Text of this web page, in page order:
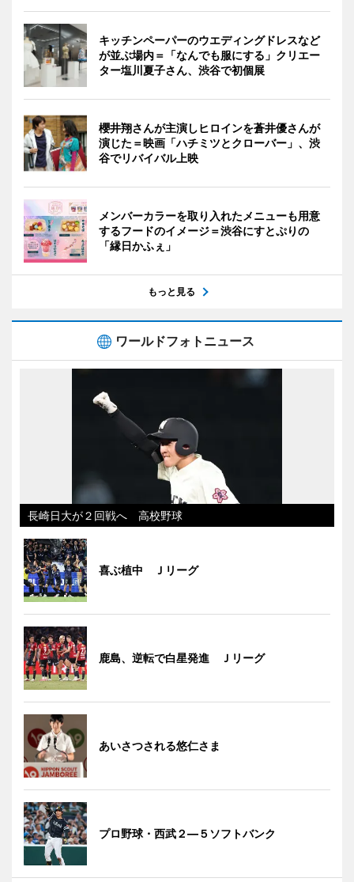
キッチンペーパーのウエディングドレスなど
が並ぶ場内＝「なんでも服にする」クリエー
ター塩川夏子さん、渋谷で初個展
櫻井翔さんが主演しヒロインを蒼井優さんが
演じた＝映画「ハチミツとクローバー」、渋
谷でリバイバル上映
メンバーカラーを取り入れたメニューも用意
するフードのイメージ＝渋谷にすとぷりの
「縁日かふぇ」
もっと見る
ワールドフォトニュース
長崎日大が２回戦へ 高校野球
喜ぶ植中 Ｊリーグ
鹿島、逆転で白星発進 Ｊリーグ
あいさつされる悠仁さま
プロ野球・西武２―５ソフトバンク